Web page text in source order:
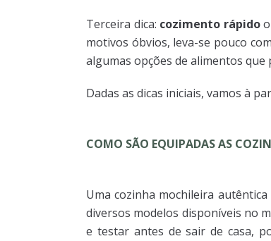
Terceira dica: cozimento rápido
motivos óbvios, leva-se pouco
algumas opções de alimentos
Dadas as dicas iniciais, vamos à
COMO SÃO EQUIPADAS AS
Uma cozinha mochileira
diversos modelos disponíveis no
e testar antes de sair de casa,